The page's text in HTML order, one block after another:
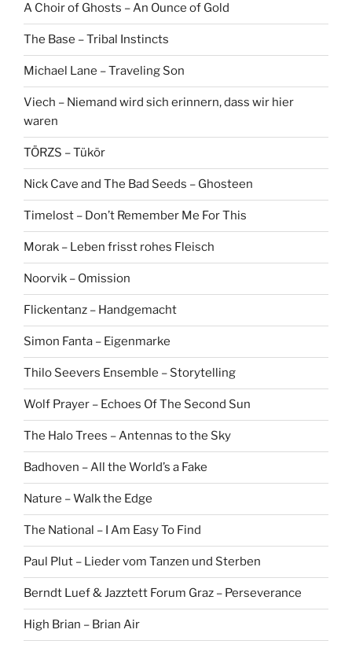
A Choir of Ghosts – An Ounce of Gold
The Base – Tribal Instincts
Michael Lane – Traveling Son
Viech – Niemand wird sich erinnern, dass wir hier
waren
TÖRZS – Tükör
Nick Cave and The Bad Seeds – Ghosteen
Timelost – Don’t Remember Me For This
Morak – Leben frisst rohes Fleisch
Noorvik – Omission
Flickentanz – Handgemacht
Simon Fanta – Eigenmarke
Thilo Seevers Ensemble – Storytelling
Wolf Prayer – Echoes Of The Second Sun
The Halo Trees – Antennas to the Sky
Badhoven – All the World’s a Fake
Nature – Walk the Edge
The National – I Am Easy To Find
Paul Plut – Lieder vom Tanzen und Sterben
Berndt Luef & Jazztett Forum Graz – Perseverance
High Brian – Brian Air